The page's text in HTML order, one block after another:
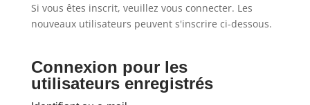
Si vous êtes inscrit, veuillez vous connecter. Les
nouveaux utilisateurs peuvent s'inscrire ci-dessous.
Connexion pour les
utilisateurs enregistrés